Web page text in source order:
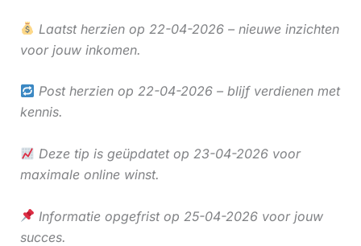
Laatst herzien op 22-04-2026 – nieuwe inzichten
voor jouw inkomen.
Post herzien op 22-04-2026 – blijf verdienen met
kennis.
Deze tip is geüpdatet op 23-04-2026 voor
maximale online winst.
Informatie opgefrist op 25-04-2026 voor jouw
succes.